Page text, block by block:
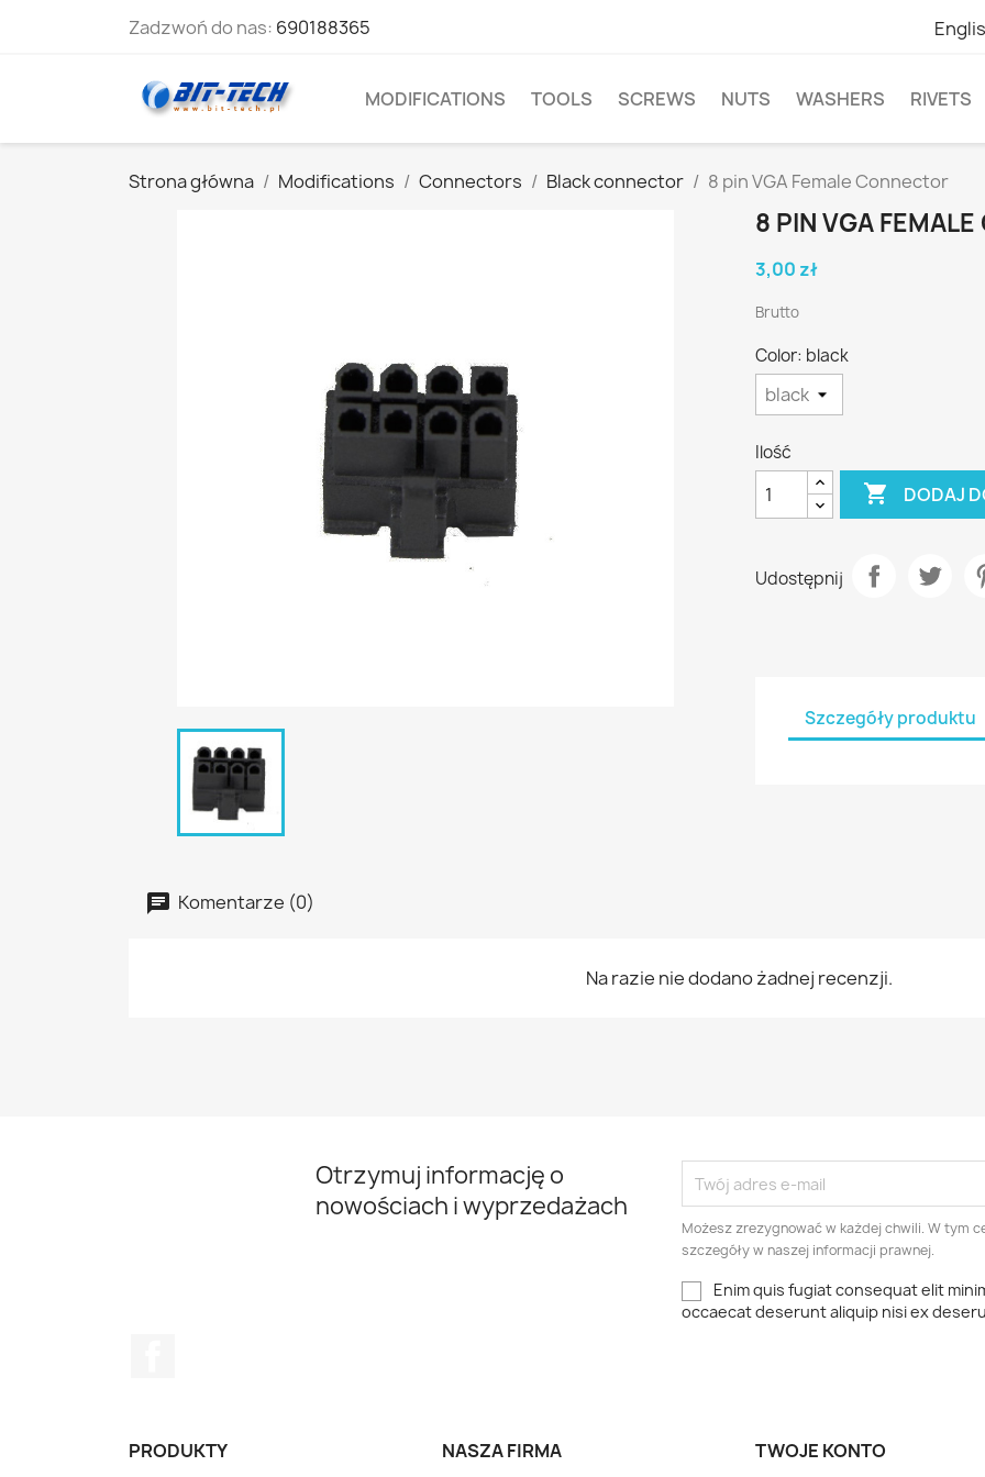
Zadzwoń do nas: 690188365
MODIFICATIONS TOOLS SCREWS NUTS WASHERS RIVETS
Strona główna Modifications Connectors Black connector 8 pin VGA Female Connector
8 PIN VGA
3,00 zł
Brutto
Color: black
Ilość
 DODAJ
Udostępnij
Szczegóły produktu
Komentarze (0)
Na razie nie dodano żadnej recenzji.
Otrzymuj informację o
nowościach i wyprzedażach
Możesz zrezygnować w każdej chwili. W tym
szczegóły w naszej informacji prawnej.
Enim quis fugiat consequat elit
occaecat deserunt aliquip nisi ex
PRODUKTY NASZA FIRMA TWOJE KONTO